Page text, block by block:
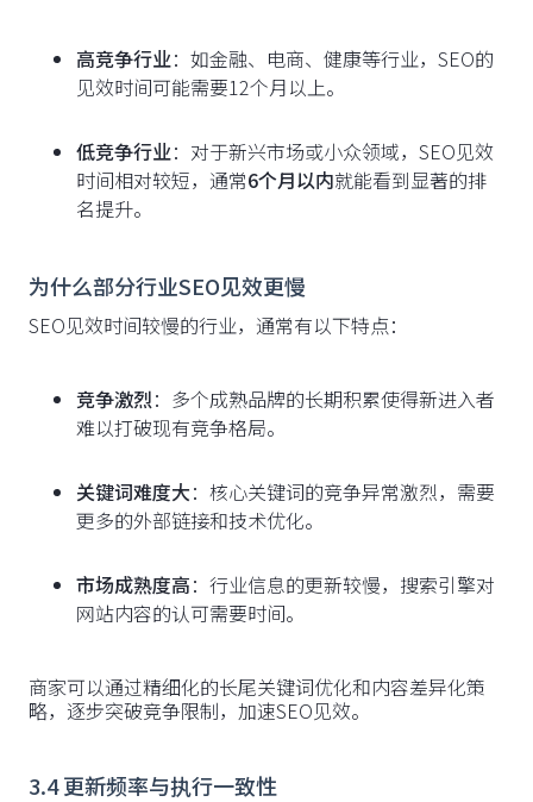
高竞争行业：如金融、电商、健康等行业，SEO的
见效时间可能需要12个月以上。
低竞争行业：对于新兴市场或小众领域，SEO见效
时间相对较短，通常6个月以内就能看到显著的排
名提升。
为什么部分行业SEO见效更慢
SEO见效时间较慢的行业，通常有以下特点：
竞争激烈：多个成熟品牌的长期积累使得新进入者
难以打破现有竞争格局。
关键词难度大：核心关键词的竞争异常激烈，需要
更多的外部链接和技术优化。
市场成熟度高：行业信息的更新较慢，搜索引擎对
网站内容的认可需要时间。
商家可以通过精细化的长尾关键词优化和内容差异化策
略，逐步突破竞争限制，加速SEO见效。
3.4 更新频率与执行一致性